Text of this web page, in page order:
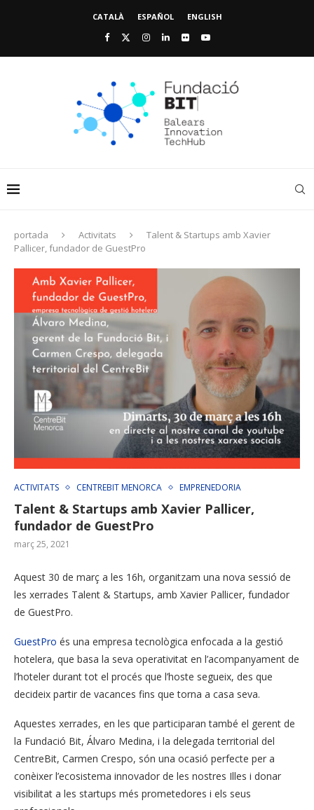
CATALÀ ESPAÑOL ENGLISH
portada Activitats
Talent & Startups amb Xavier
Pallicer, fundador de GuestPro
ACTIVITATS CENTREBIT MENORCA EMPRENEDORIA
Talent & Startups amb Xavier Pallicer,
fundador de GuestPro
març 25, 2021
Aquest 30 de març a les 16h, organitzam una nova sessió de
les xerrades Talent & Startups, amb Xavier Pallicer, fundador
de GuestPro.
GuestPro és una empresa tecnològica enfocada a la gestió
hotelera, que basa la seva operativitat en l’acompanyament de
l’hoteler durant tot el procés que l’hoste segueix, des que
decideix partir de vacances fins que torna a casa seva.
Aquestes xerrades, en les que participaran també el gerent de
la Fundació Bit, Álvaro Medina, i la delegada territorial del
CentreBit, Carmen Crespo, són una ocasió perfecte per a
conèixer l’ecosistema innovador de les nostres Illes i donar
visibilitat a les startups més prometedores i els seus